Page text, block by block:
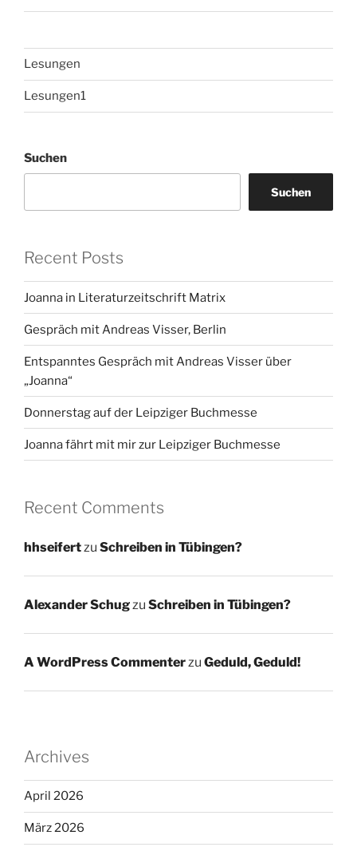
Lesungen
Lesungen1
Suchen
Suchen
Recent Posts
Joanna in Literaturzeitschrift Matrix
Gespräch mit Andreas Visser, Berlin
Entspanntes Gespräch mit Andreas Visser über
„Joanna“
Donnerstag auf der Leipziger Buchmesse
Joanna fährt mit mir zur Leipziger Buchmesse
Recent Comments
hhseifert zu Schreiben in Tübingen?
Alexander Schug zu Schreiben in Tübingen?
A WordPress Commenter zu Geduld, Geduld!
Archives
April 2026
März 2026